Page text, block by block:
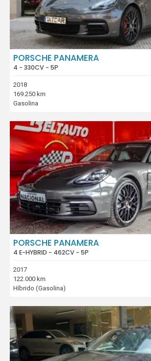
PORSCHE PANAMERA
4 - 330CV - 5P
2018
169.250 km
Gasolina
PORSCHE PANAMERA
4 E-HYBRID - 462CV - 5P
2017
122.000 km
Híbrido (Gasolina)